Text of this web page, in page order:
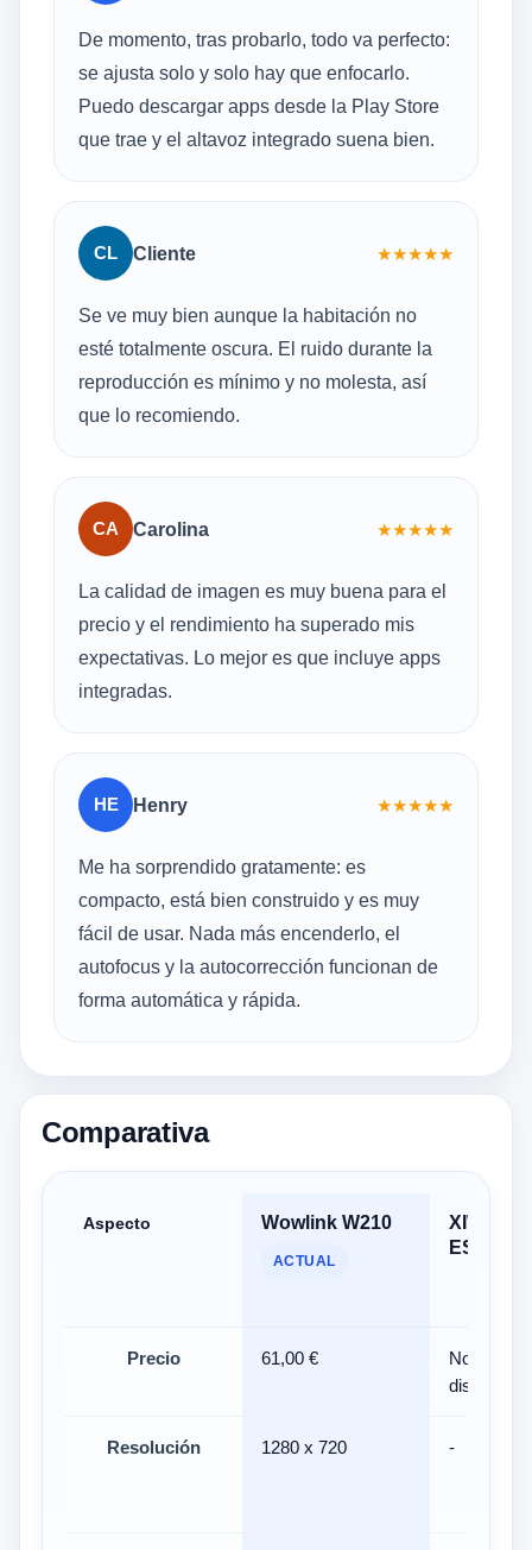
De momento, tras probarlo, todo va perfecto:
se ajusta solo y solo hay que enfocarlo.
Puedo descargar apps desde la Play Store
que trae y el altavoz integrado suena bien.
CL Cliente ★★★★★
Se ve muy bien aunque la habitación no
esté totalmente oscura. El ruido durante la
reproducción es mínimo y no molesta, así
que lo recomiendo.
CA Carolina ★★★★★
La calidad de imagen es muy buena para el
precio y el rendimiento ha superado mis
expectativas. Lo mejor es que incluye apps
integradas.
HE Henry ★★★★★
Me ha sorprendido gratamente: es
compacto, está bien construido y es muy
fácil de usar. Nada más encenderlo, el
autofocus y la autocorrección funcionan de
forma automática y rápida.
Comparativa
Aspecto Wowlink W210
ACTUAL
XIWBSY
ES-T08
Precio 61,00 €
No
disponible
Resolución 1280 x 720 -